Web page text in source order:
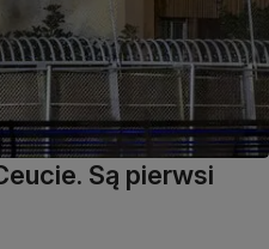
Są pierwsi